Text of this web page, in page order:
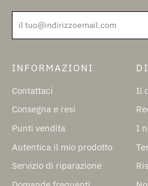
il tuo@indirizzoemail.com
INFORMAZIONI
Contattaci
Consegna e resi
Punti vendita
Autentica il mio prodotto
Servizio di riparazione
DI
Il
I